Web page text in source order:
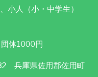
小人（小・中学生）
体1000円
兵庫県佐用郡佐用町